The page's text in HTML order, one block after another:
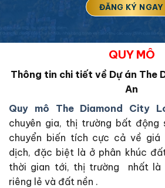
QUY MÔ
Thông tin chi tiết về Dự án The
An
Quy mô The Diamond City
chuyên gia, thị trường bất động
chuyển biến tích cực cả về giá
dịch, đặc biệt là ở phân khúc
thời gian tới, thị trường nhất là
riêng lẻ và đất nền .